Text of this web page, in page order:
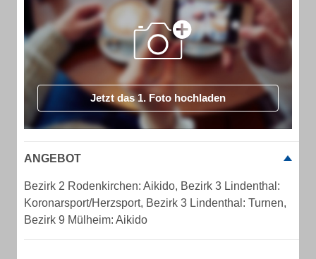
Jetzt das 1. Foto hochladen
ANGEBOT
Bezirk 2 Rodenkirchen: Aikido, Bezirk 3 Lindenthal:
Koronarsport/Herzsport, Bezirk 3 Lindenthal: Turnen,
Bezirk 9 Mülheim: Aikido